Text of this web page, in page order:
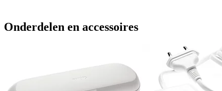
Onderdelen en accessoires